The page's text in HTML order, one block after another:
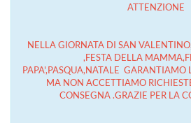
ATTENZIONE
NELLA GIORNATA DI SAN
,FESTA DELLA
PAPA',PASQUA,NATALE GARANTIAMO
MA NON ACCETTIAMO
CONSEGNA .GRAZIE PER LA